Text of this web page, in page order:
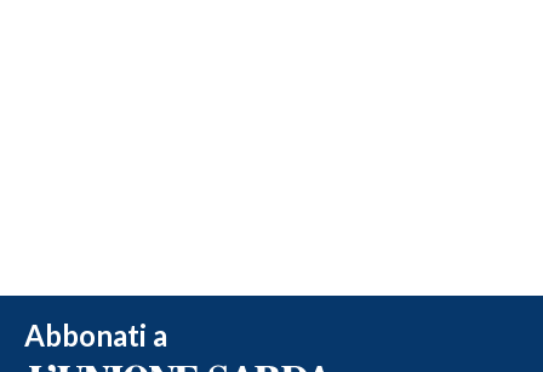
Abbonati a